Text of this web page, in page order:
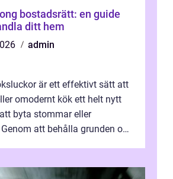
bostadsrätt: en guide
ditt hem
admin
är ett effektivt sätt att
omodernt kök ett helt nytt
byta stommar eller
att behålla grunden och